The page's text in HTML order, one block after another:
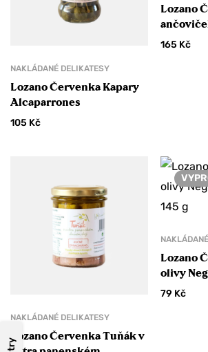
NAKLÁDANÉ DELIKATESY
Lozano Červenka Kapary
Alcaparrones
105 Kč
Lozano
165 Kč
NAKLÁDANÉ DELIKATESY
Lozano Červenka Tuňák v
Lozano
olivy
g
79 Kč
na svoji